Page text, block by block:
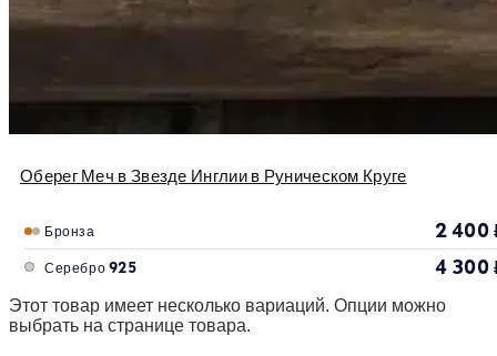
Оберег Меч в Звезде Инглии в Руническом Круге
Бронза 2 400
Серебро 925 4 300
Этот товар имеет несколько вариаций. Опции можно
выбрать на странице товара.